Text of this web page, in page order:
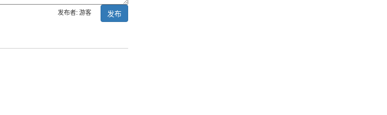
发布者: 游客 发布